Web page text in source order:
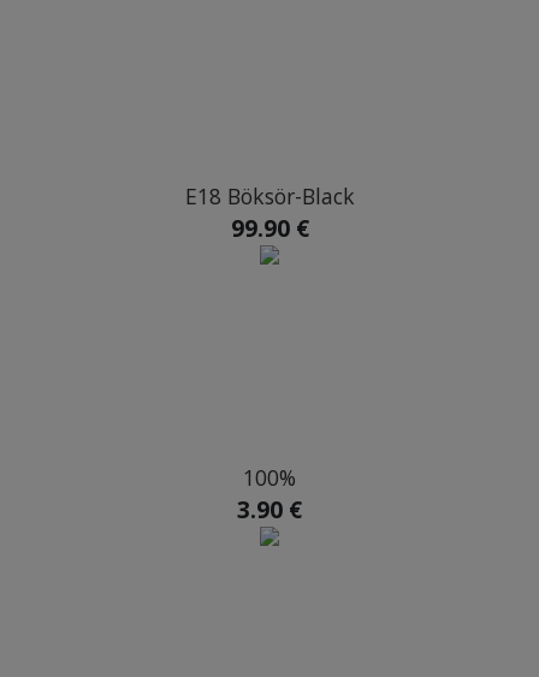
E18 Böksör-Black
99.90 €
100%
3.90 €